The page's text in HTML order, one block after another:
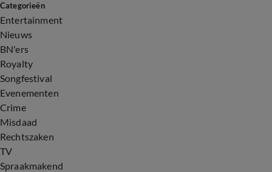
Categorieën
Entertainment
Nieuws
BN'ers
Royalty
Songfestival
Evenementen
Crime
Misdaad
Rechtszaken
TV
Spraakmakend